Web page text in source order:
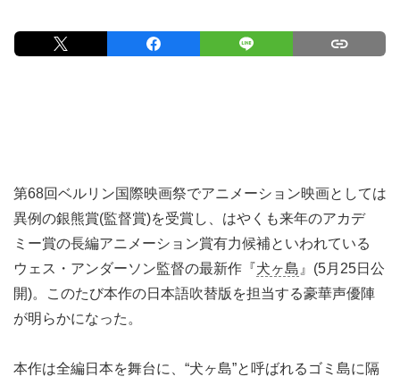
第68回ベルリン国際映画祭でアニメーション映画としては
異例の銀熊賞(監督賞)を受賞し、はやくも来年のアカデ
ミー賞の長編アニメーション賞有力候補といわれている
ウェス・アンダーソン監督の最新作『犬ヶ島 』(5月25日公
開)。このたび本作の日本語吹替版を担当する豪華声優陣
が明らかになった。
本作は全編日本を舞台に、“犬ヶ島”と呼ばれるゴミ島に隔